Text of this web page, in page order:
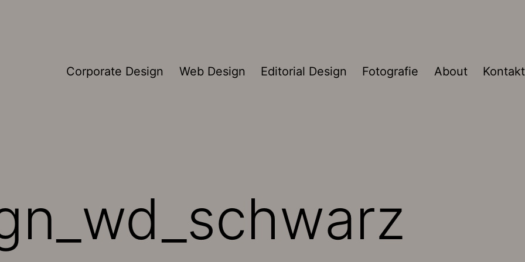
Corporate Design Web Design Editorial Design Fotografie About Kontakt